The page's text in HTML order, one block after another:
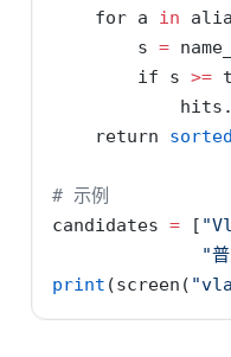
for a in
        s
=
if s >=
return
sorted
# 示例
candidates = [
"
print (screen(